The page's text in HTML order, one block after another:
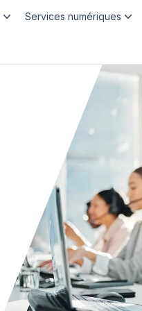
Services numériques